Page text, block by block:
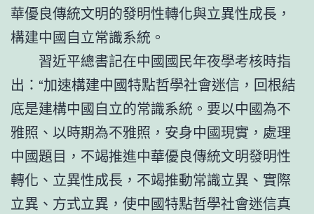
華優良傳統文明的發明性轉化與立異性成長，
構建中國自立常識系統。
習近平總書記在中國國民年夜學考核時指
出：“加速構建中國特點哲學社會迷信，回根結
底是建構中國自立的常識系統。要以中國為不
雅照、以時期為不雅照，安身中國現實，處理
中國題目，不竭推進中華優良傳統文明發明性
轉化、立異性成長，不竭推動常識立異、實際
立異、方式立異，使中國特點哲學社會迷信真